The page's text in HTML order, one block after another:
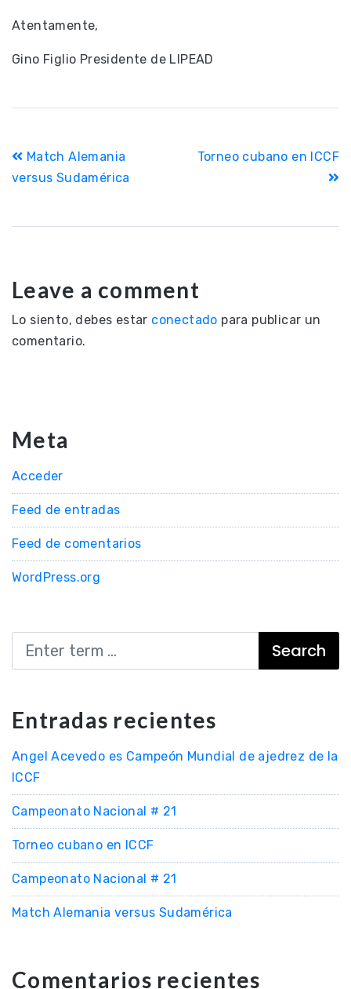
Atentamente,
Gino Figlio Presidente de LIPEAD
Navegación
de
Match Alemania
versus Sudamérica
Torneo cubano en ICCF
Leave a comment
Lo siento, debes estar conectado para publicar un
comentario.
Meta
Acceder
Feed de entradas
Feed de comentarios
WordPress.org
Search
Entradas recientes
Angel Acevedo es Campeón Mundial de ajedrez de la
ICCF
Campeonato Nacional # 21
Torneo cubano en ICCF
Campeonato Nacional # 21
Match Alemania versus Sudamérica
Comentarios recientes